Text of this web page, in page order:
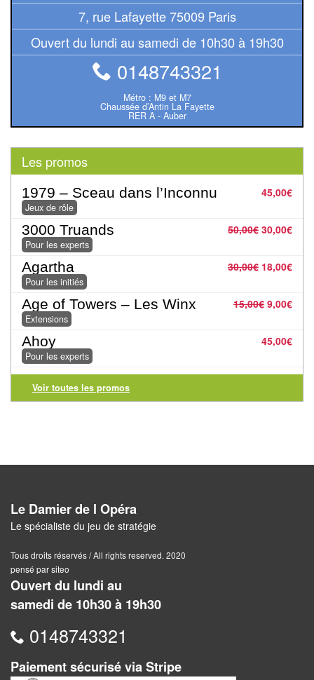
solitaire
Coopératif
Gestion
Escape
Game
/
Enquête
Jeux
évolutifs
Jeux
abstraits
têtes
Backgammon
Jeux
traditionnels
Dominos
Jeu
de
7, rue Lafayette 75009 Paris
Ouvert du lundi au samedi de 10h30 à 19h30
0148743321
Métro : M9 et M7
Chaussée d’Antin La Fayette
RER A - Auber
Les promos
45,00€
1979 – Sceau dans l’Inconnu
Jeux de rôle
50,00€ 30,00€
3000 Truands
Pour les experts
30,00€ 18,00€
Agartha
Pour les initiés
15,00€ 9,00€
Age of Towers – Les Winx
Extensions
45,00€
Ahoy
Pour les experts
Voir toutes les promos
Le Damier de l Opéra
Le spécialiste du jeu de stratégie
Tous droits réservés / All rights reserved. 2020
pensé par siteo
Ouvert du lundi au
samedi de 10h30 à 19h30
0148743321
Paiement sécurisé via Stripe